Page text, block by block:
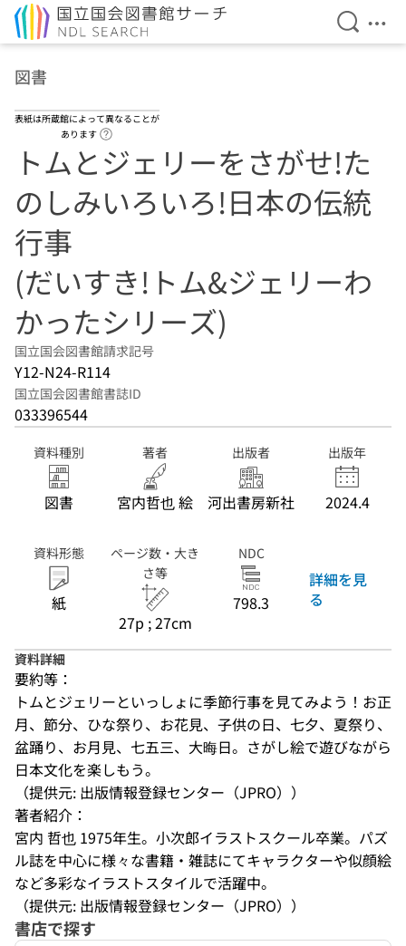
検索を
メ
図書
表紙は所蔵館によって異なることが
あります
トムとジェリーをさがせ!た
のしみいろいろ!日本の伝統
行事
(だいすき!トム&ジェリーわ
かったシリーズ)
国立国会図書館請求記号
Y12-N24-R114
国立国会図書館書誌ID
033396544
資料種別
図書
著者
宮内哲也 絵
出版者
河出書房新社
出版年
2024.4
資料形態
紙
ページ数・大き
さ等
27p ; 27cm
NDC
798.3
詳細を見
る
資料詳細
要約等：
トムとジェリーといっしょに季節行事を見てみよう！お正
月、節分、ひな祭り、お花見、子供の日、七夕、夏祭り、
盆踊り、お月見、七五三、大晦日。さがし絵で遊びながら
日本文化を楽しもう。
（提供元: 出版情報登録センター（JPRO））
著者紹介：
宮内 哲也 1975年生。小次郎イラストスクール卒業。パズ
ル誌を中心に様々な書籍・雑誌にてキャラクターや似顔絵
など多彩なイラストスタイルで活躍中。
（提供元: 出版情報登録センター（JPRO））
書店で探す